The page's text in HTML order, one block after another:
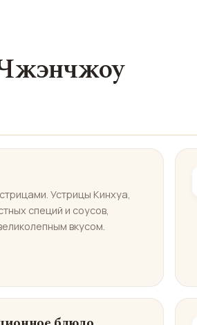
Устрицы Кинхуа,
специй и соусов,
вкусом.